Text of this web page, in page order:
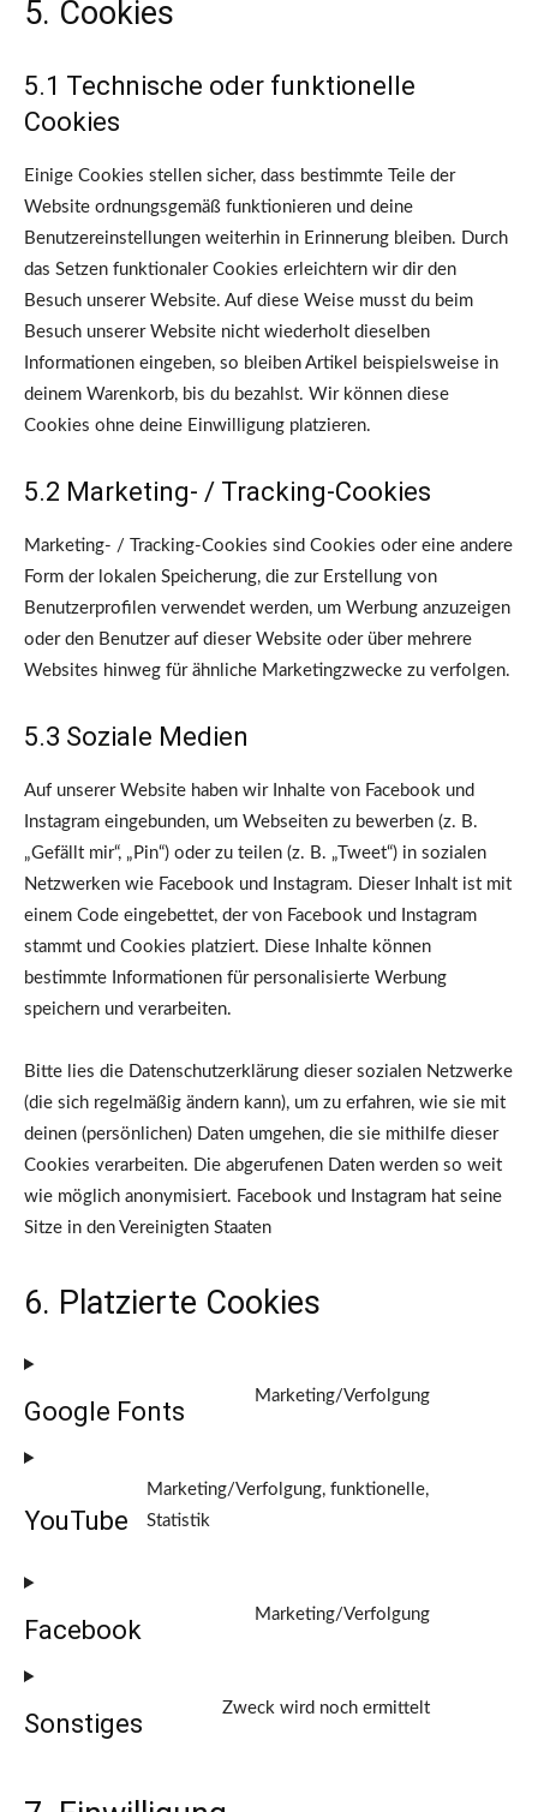
5. Cookies
5.1 Technische oder funktionelle
Cookies
Einige Cookies stellen sicher, dass bestimmte Teile der
Website ordnungsgemäß funktionieren und deine
Benutzereinstellungen weiterhin in Erinnerung bleiben. Durch
das Setzen funktionaler Cookies erleichtern wir dir den
Besuch unserer Website. Auf diese Weise musst du beim
Besuch unserer Website nicht wiederholt dieselben
Informationen eingeben, so bleiben Artikel beispielsweise in
deinem Warenkorb, bis du bezahlst. Wir können diese
Cookies ohne deine Einwilligung platzieren.
5.2 Marketing- / Tracking-Cookies
Marketing- / Tracking-Cookies sind Cookies oder eine andere
Form der lokalen Speicherung, die zur Erstellung von
Benutzerprofilen verwendet werden, um Werbung anzuzeigen
oder den Benutzer auf dieser Website oder über mehrere
Websites hinweg für ähnliche Marketingzwecke zu verfolgen.
5.3 Soziale Medien
Auf unserer Website haben wir Inhalte von Facebook und
Instagram eingebunden, um Webseiten zu bewerben (z. B.
„Gefällt mir“, „Pin“) oder zu teilen (z. B. „Tweet“) in sozialen
Netzwerken wie Facebook und Instagram. Dieser Inhalt ist mit
einem Code eingebettet, der von Facebook und Instagram
stammt und Cookies platziert. Diese Inhalte können
bestimmte Informationen für personalisierte Werbung
speichern und verarbeiten.
Bitte lies die Datenschutzerklärung dieser sozialen Netzwerke
(die sich regelmäßig ändern kann), um zu erfahren, wie sie mit
deinen (persönlichen) Daten umgehen, die sie mithilfe dieser
Cookies verarbeiten. Die abgerufenen Daten werden so weit
wie möglich anonymisiert. Facebook und Instagram hat seine
Sitze in den Vereinigten Staaten
6. Platzierte Cookies
Google Fonts
Marketing/Verfolgung
YouTube
Marketing/Verfolgung, funktionelle,
Statistik
Facebook
Marketing/Verfolgung
Sonstiges
Zweck wird noch ermittelt